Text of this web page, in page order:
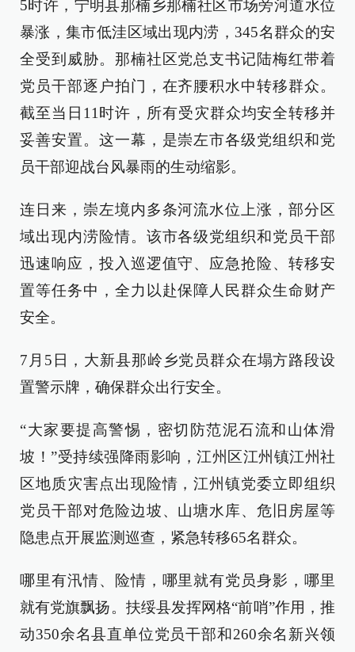
5时许，宁明县那楠乡那楠社区市场旁河道水位
暴涨，集市低洼区域出现内涝，345名群众的安
全受到威胁。那楠社区党总支书记陆梅红带着
党员干部逐户拍门，在齐腰积水中转移群众。
截至当日11时许，所有受灾群众均安全转移并
妥善安置。这一幕，是崇左市各级党组织和党
员干部迎战台风暴雨的生动缩影。
连日来，崇左境内多条河流水位上涨，部分区
域出现内涝险情。该市各级党组织和党员干部
迅速响应，投入巡逻值守、应急抢险、转移安
置等任务中，全力以赴保障人民群众生命财产
安全。
7月5日，大新县那岭乡党员群众在塌方路段设
置警示牌，确保群众出行安全。
“大家要提高警惕，密切防范泥石流和山体滑
坡！”受持续强降雨影响，江州区江州镇江州社
区地质灾害点出现险情，江州镇党委立即组织
党员干部对危险边坡、山塘水库、危旧房屋等
隐患点开展监测巡查，紧急转移65名群众。
哪里有汛情、险情，哪里就有党员身影，哪里
就有党旗飘扬。扶绥县发挥网格“前哨”作用，推
动350余名县直单位党员干部和260余名新兴领